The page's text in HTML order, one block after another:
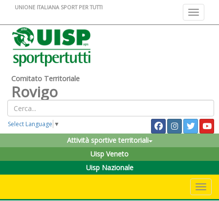
Toggle
UNIONE ITALIANA SPORT PER TUTTI
Comitato Territoriale
Rovigo
Select Language ▼
Attività sportive territoriali
Uisp Veneto
Uisp Nazionale